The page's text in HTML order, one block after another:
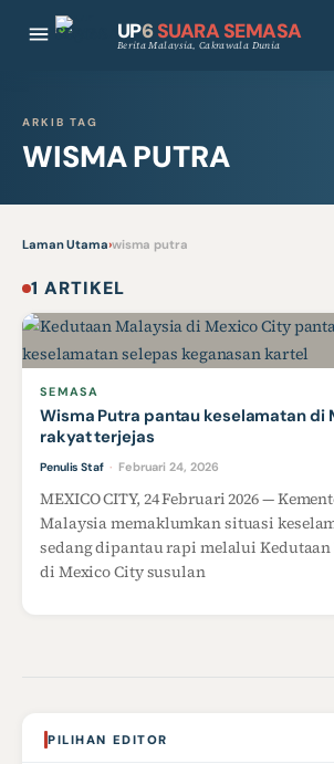
UP6 SUARA SEMASA
Berita Malaysia, Cakrawala Dunia
ARKIB TAG
WISMA PUTRA
Laman Utama›wisma putra
1 ARTIKEL
SEMASA
Wisma Putra pantau keselamatan di
rakyat terjejas
Penulis Staf · Februari 24, 2026
MEXICO CITY, 24 Februari 2026 —
Malaysia memaklumkan situasi
sedang dipantau rapi melalui Kedutaan
di Mexico City susulan
PILIHAN EDITOR